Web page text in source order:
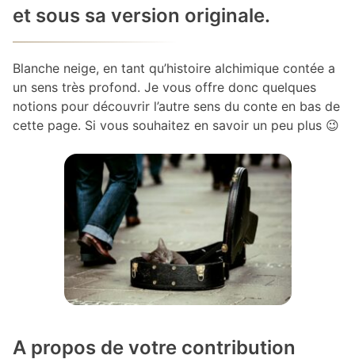
et sous sa version originale.
Blanche neige, en tant qu’histoire alchimique contée a
un sens très profond. Je vous offre donc quelques
notions pour découvrir l’autre sens du conte en bas de
cette page. Si vous souhaitez en savoir un peu plus 😉
A propos de votre contribution